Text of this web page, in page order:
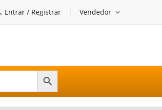
Entrar / Registrar Vendedor